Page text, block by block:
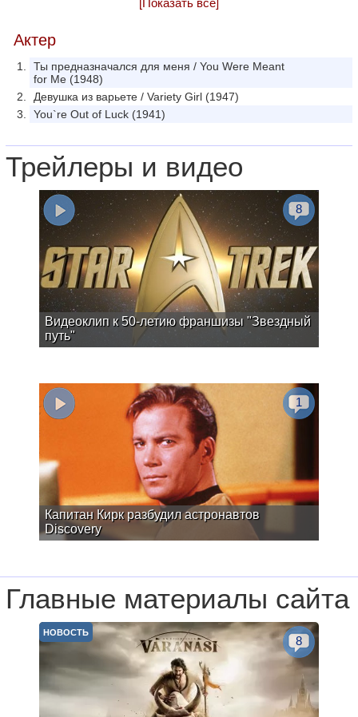
[Показать все]
Актер
Ты предназначался для меня / You Were Meant
for Me (1948)
Девушка из варьете / Variety Girl (1947)
You`re Out of Luck (1941)
Трейлеры и видео
Видеоклип к 50-летию франшизы "Звездный
путь"
8
Капитан Кирк разбудил астронавтов
Discovery
1
Главные материалы сайта
НОВОСТЬ
8